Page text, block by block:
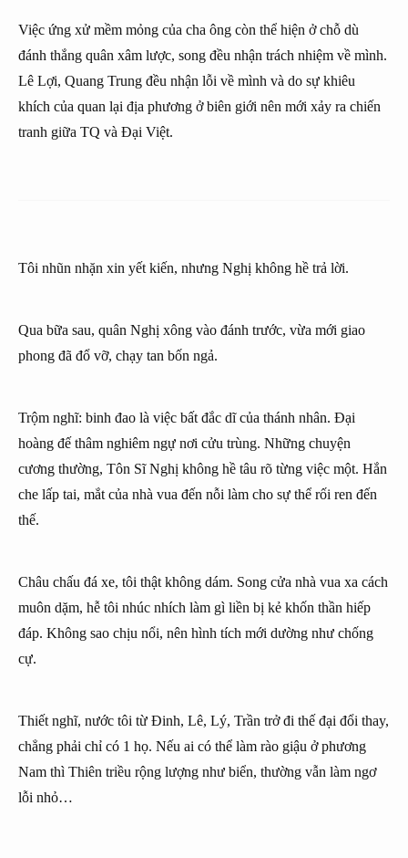
Việc ứng xử mềm mỏng của cha ông còn thể hiện ở chỗ dù
đánh thắng quân xâm lược, song đều nhận trách nhiệm về mình.
Lê Lợi, Quang Trung đều nhận lỗi về mình và do sự khiêu
khích của quan lại địa phương ở biên giới nên mới xảy ra chiến
tranh giữa TQ và Đại Việt.
Tôi nhũn nhặn xin yết kiến, nhưng Nghị không hề trả lời.
Qua bữa sau, quân Nghị xông vào đánh trước, vừa mới giao
phong đã đổ vỡ, chạy tan bốn ngả.
Trộm nghĩ: binh đao là việc bất đắc dĩ của thánh nhân. Đại
hoàng đế thâm nghiêm ngự nơi cửu trùng. Những chuyện
cương thường, Tôn Sĩ Nghị không hề tâu rõ từng việc một. Hắn
che lấp tai, mắt của nhà vua đến nỗi làm cho sự thể rối ren đến
thế.
Châu chấu đá xe, tôi thật không dám. Song cửa nhà vua xa cách
muôn dặm, hễ tôi nhúc nhích làm gì liền bị kẻ khốn thần hiếp
đáp. Không sao chịu nổi, nên hình tích mới dường như chống
cự.
Thiết nghĩ, nước tôi từ Đinh, Lê, Lý, Trần trở đi thế đại đổi thay,
chẳng phải chỉ có 1 họ. Nếu ai có thể làm rào giậu ở phương
Nam thì Thiên triều rộng lượng như biển, thường vẫn làm ngơ
lỗi nhỏ…